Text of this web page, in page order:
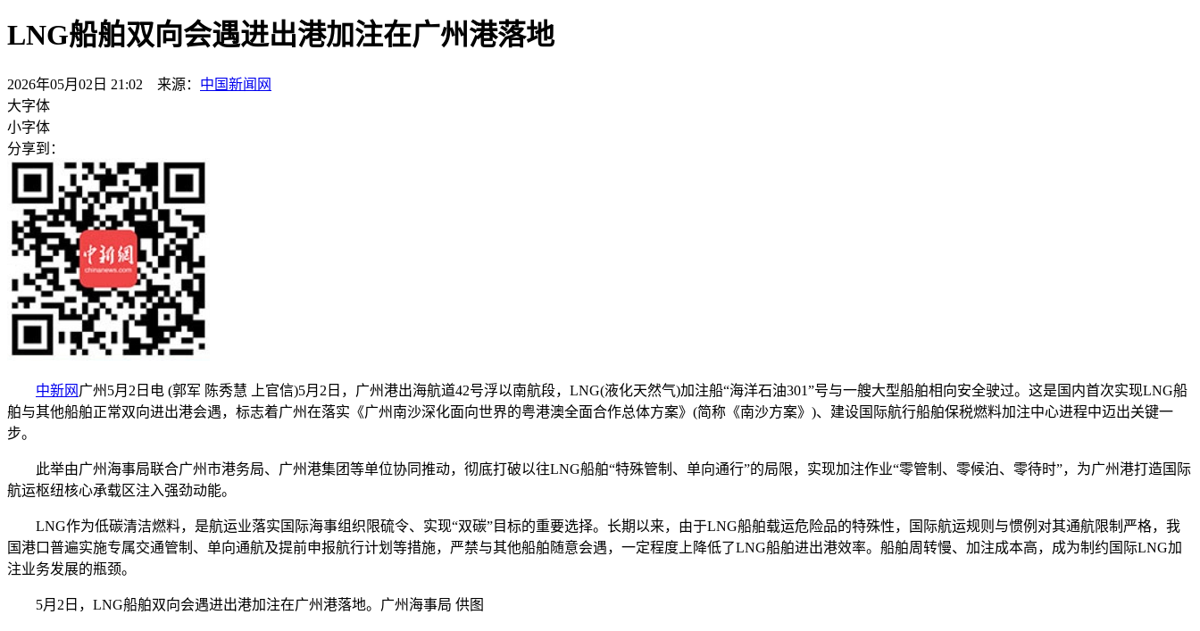
LNG船舶双向会遇进出港加注在广州港落地
2026年05月02日 21:02 来源： 中国新闻网
大字体
小字体
分享到：
中新网 广州5月2日电 (郭军 陈秀慧 上官信)5月2日，广州港出海航道42号浮以南航段，LNG(液化天然气)加注船“海洋石油301”号与一艘大型船舶相向安全驶过。这是国内首次实现LNG船
舶与其他船舶正常双向进出港会遇，标志着广州在落实《广州南沙深化面向世界的粤港澳全面合作总体方案》(简称《南沙方案》)、建设国际航行船舶保税燃料加注中心进程中迈出关键一
步。
此举由广州海事局联合广州市港务局、广州港集团等单位协同推动，彻底打破以往LNG船舶“特殊管制、单向通行”的局限，实现加注作业“零管制、零候泊、零待时”，为广州港打造国际
航运枢纽核心承载区注入强劲动能。
LNG作为低碳清洁燃料，是航运业落实国际海事组织限硫令、实现“双碳”目标的重要选择。长期以来，由于LNG船舶载运危险品的特殊性，国际航运规则与惯例对其通航限制严格，我
国港口普遍实施专属交通管制、单向通航及提前申报航行计划等措施，严禁与其他船舶随意会遇，一定程度上降低了LNG船舶进出港效率。船舶周转慢、加注成本高，成为制约国际LNG加
注业务发展的瓶颈。
5月2日，LNG船舶双向会遇进出港加注在广州港落地。广州海事局 供图